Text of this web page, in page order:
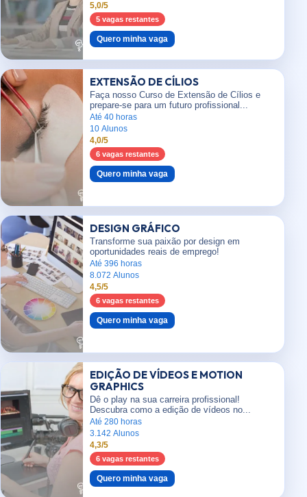
5,0/5
5 vagas restantes
Quero minha vaga
EXTENSÃO DE CÍLIOS
Faça nosso Curso de Extensão de Cílios e
prepare-se para um futuro profissional...
Até 40 horas
10 Alunos
4,0/5
6 vagas restantes
Quero minha vaga
DESIGN GRÁFICO
Transforme sua paixão por design em
oportunidades reais de emprego!
Até 396 horas
8.072 Alunos
4,5/5
6 vagas restantes
Quero minha vaga
EDIÇÃO DE VÍDEOS E MOTION
GRAPHICS
Dê o play na sua carreira profissional!
Descubra como a edição de vídeos no...
Até 280 horas
3.142 Alunos
4,3/5
6 vagas restantes
Quero minha vaga